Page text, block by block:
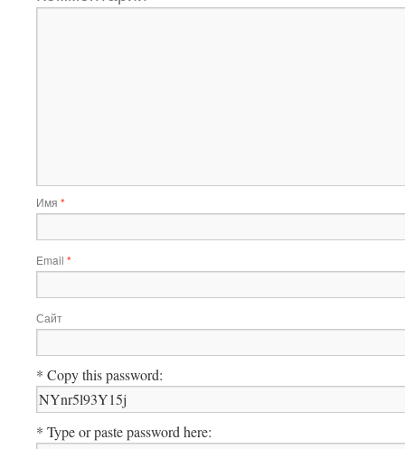
Имя *
Email *
Сайт
* Copy this password:
* Type or paste password here: